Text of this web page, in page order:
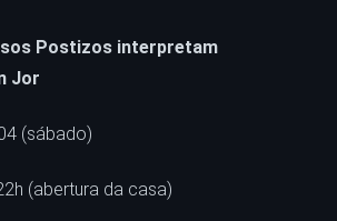
Postizos interpretam
Jor
(sábado)
(abertura da casa)